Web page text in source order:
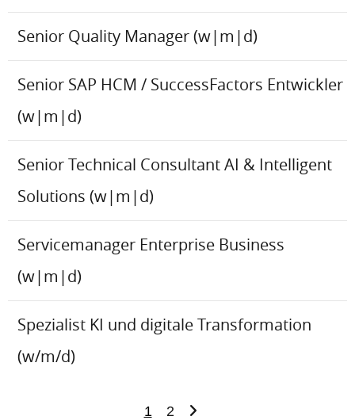
Senior Quality Manager (w|m|d)
Senior SAP HCM / SuccessFactors Entwickler
(w|m|d)
Senior Technical Consultant AI & Intelligent
Solutions (w|m|d)
Servicemanager Enterprise Business
(w|m|d)
Spezialist KI und digitale Transformation
(w/m/d)
1 2